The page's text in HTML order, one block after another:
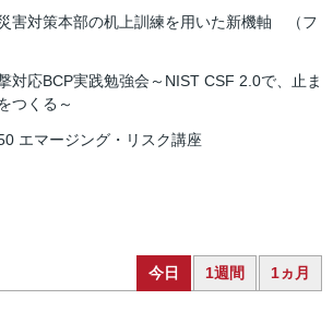
災害対策本部の机上訓練を用いた新機軸 （フ
対応BCP実践勉強会～NIST CSF 2.0で、止ま
つくる～
エマージング・リスク講座
今日 1週間 1ヵ月